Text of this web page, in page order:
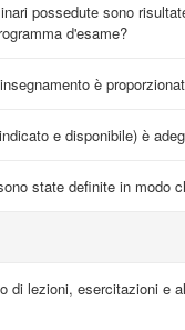
possedute sono
d'esame?
è
e disponibile) è
state definite in modo
di lezioni, esercitazioni e